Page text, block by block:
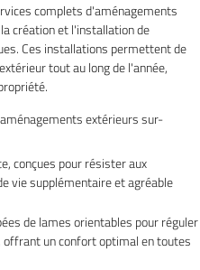
complets d'aménagements
création et l'installation de
Ces installations permettent de
tout au long de l'année,
extérieurs sur-
conçues pour résister aux
vie supplémentaire et agréable
de lames orientables pour réguler
un confort optimal en toutes